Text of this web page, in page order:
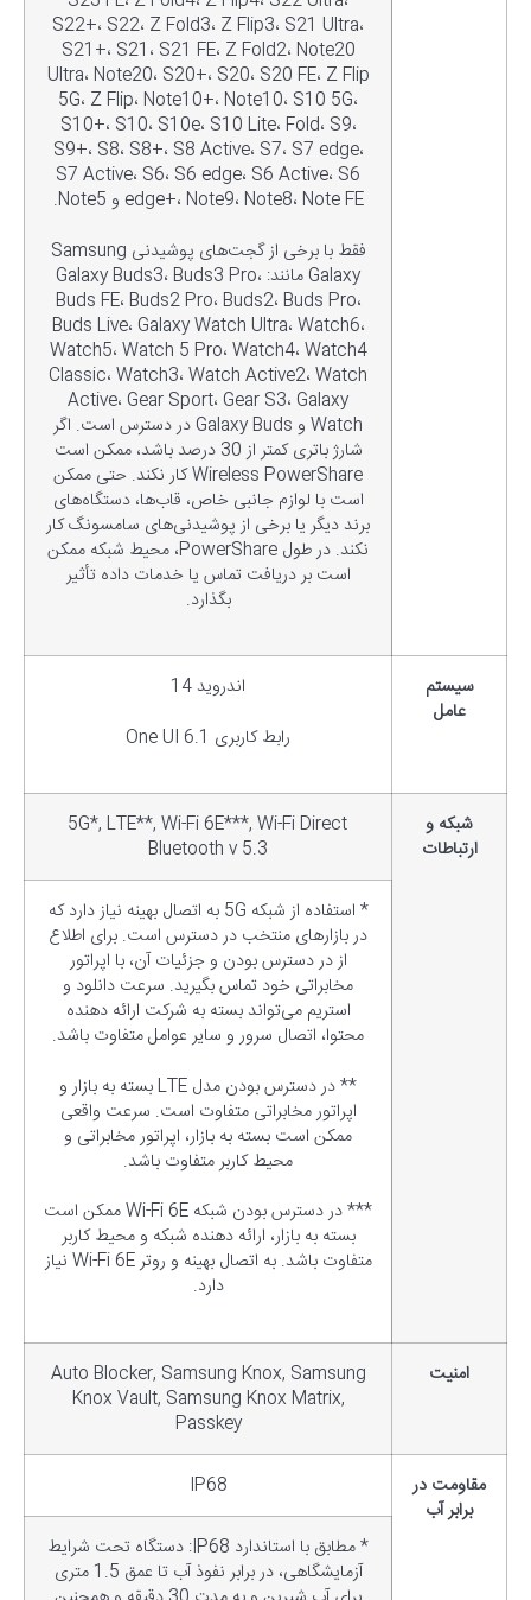
S22+، S22، Z Fold3، Z Flip3، S21 Ultra،
S21+، S21، S21 FE، Z Fold2، Note20
Ultra، Note20، S20+، S20، S20 FE، Z Flip
5G، Z Flip، Note10+، Note10، S10 5G،
S10+، S10، S10e، S10 Lite، Fold، S9،
S9+، S8، S8+، S8 Active، S7، S7 edge،
S7 Active، S6، S6 edge، S6 Active، S6
edge+، Note9، Note8، Note FE و Note5.
فقط با برخی از گجت‌های پوشیدنی Samsung
Galaxy مانند: Galaxy Buds3، Buds3 Pro،
Buds FE، Buds2 Pro، Buds2، Buds Pro،
Buds Live، Galaxy Watch Ultra، Watch6،
Watch5، Watch 5 Pro، Watch4، Watch4
Classic، Watch3، Watch Active2، Watch
Active، Gear Sport، Gear S3، Galaxy
Watch و Galaxy Buds در دسترس است. اگر
شارژ باتری کمتر از 30 درصد باشد، ممکن است
Wireless PowerShare کار نکند. حتی ممکن
است با لوازم جانبی خاص، قاب‌ها، دستگاه‌های
برند دیگر یا برخی از پوشیدنی‌های سامسونگ کار
نکند. در طول PowerShare، محیط شبکه ممکن
است بر دریافت تماس یا خدمات داده تأثیر
بگذارد.
سیستم
عامل
اندروید 14
رابط کاربری One UI 6.1
شبکه و
ارتباطات
5G*, LTE**, Wi-Fi 6E***, Wi-Fi Direct
Bluetooth v 5.3
* استفاده از شبکه 5G به اتصال بهینه نیاز دارد که
در بازارهای منتخب در دسترس است. برای اطلاع
از در دسترس بودن و جزئیات آن، با اپراتور
مخابراتی خود تماس بگیرید. سرعت دانلود و
استریم می‌تواند بسته به شرکت ارائه دهنده
محتوا، اتصال سرور و سایر عوامل متفاوت باشد.
** در دسترس بودن مدل LTE بسته به بازار و
اپراتور مخابراتی متفاوت است. سرعت واقعی
ممکن است بسته به بازار، اپراتور مخابراتی و
محیط کاربر متفاوت باشد.
*** در دسترس بودن شبکه Wi-Fi 6E ممکن است
بسته به بازار، ارائه دهنده شبکه و محیط کاربر
متفاوت باشد. به اتصال بهینه و روتر Wi-Fi 6E نیاز
دارد.
امنیت
Auto Blocker, Samsung Knox, Samsung
Knox Vault, Samsung Knox Matrix,
Passkey
مقاومت در
برابر آب
IP68
* مطابق با استاندارد IP68: دستگاه تحت شرایط
آزمایشگاهی، در برابر نفوذ آب تا عمق 1.5 متری